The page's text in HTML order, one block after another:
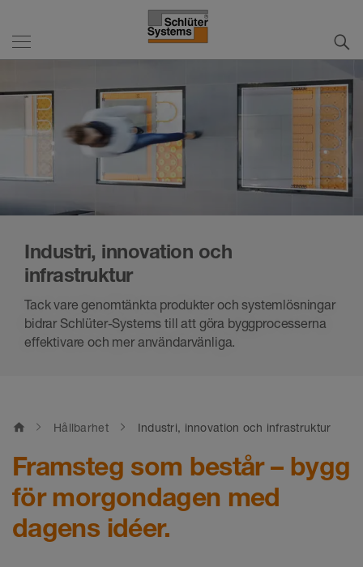
Industri, innovation och
infrastruktur
Tack vare genomtänkta produkter och systemlösningar
bidrar Schlüter-Systems till att göra byggprocesserna
effektivare och mer användarvänliga.
home Hållbarhet Industri, innovation och infrastruktur
Framsteg som består – bygg
för morgondagen med
dagens idéer.